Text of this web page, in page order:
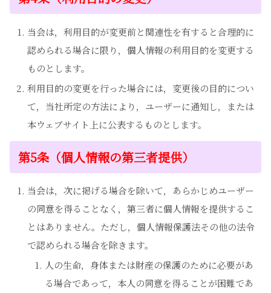
当会は，利用目的が変更前と関連性を有すると合理的に
認められる場合に限り，個人情報の利用目的を変更する
ものとします。
利用目的の変更を行った場合には，変更後の目的につい
て，当社所定の方法により，ユーザーに通知し，または
本ウェブサイト上に公表するものとします。
第5条（個人情報の第三者提供）
当会は，次に掲げる場合を除いて，あらかじめユーザー
の同意を得ることなく，第三者に個人情報を提供するこ
とはありません。ただし，個人情報保護法その他の法令
で認められる場合を除きます。
人の生命，身体または財産の保護のために必要があ
る場合であって，本人の同意を得ることが困難であ